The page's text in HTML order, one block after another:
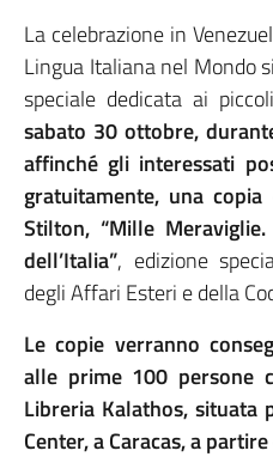
La celebrazione in
Lingua Italiana nel Mondo
speciale dedicata ai
sabato 30 ottobre,
affinché gli interessati
gratuitamente, una
Stilton, “Mille
dell’Italia”, edizione
degli Affari Esteri e della
Le copie verranno
alle prime 100 persone
Libreria Kalathos, situata
Center, a Caracas, a